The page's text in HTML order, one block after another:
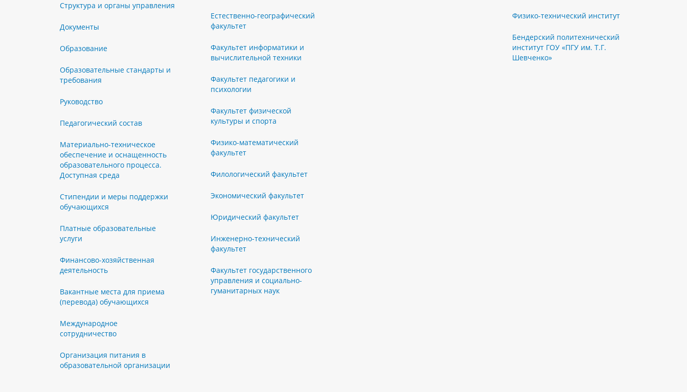
Структура и органы управления
Документы
Образование
Образовательные стандарты и
требования
Руководство
Педагогический состав
Материально-техническое
обеспечение и оснащенность
образовательного процесса.
Доступная среда
Стипендии и меры поддержки
обучающихся
Платные образовательные
услуги
Финансово-хозяйственная
деятельность
Вакантные места для приема
(перевода) обучающихся
Международное
сотрудничество
Организация питания в
образовательной организации
Естественно-географический
факультет
Факультет информатики и
вычислительной техники
Факультет педагогики и
психологии
Факультет физической
культуры и спорта
Физико-математический
факультет
Филологический факультет
Экономический факультет
Юридический факультет
Инженерно-технический
факультет
Факультет государственного
управления и социально-
гуманитарных наук
Физико-технический институт
Бендерский политехнический
институт ГОУ «ПГУ им. Т.Г.
Шевченко»